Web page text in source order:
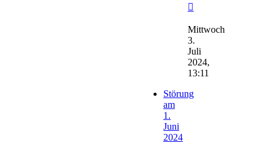
Beitrag
Mittwoch
3.
Juli
2024,
13:11
Störung
am
1.
Juni
2024